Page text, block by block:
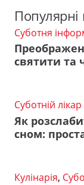
Суботня
святити та
Суботній лікар
Як
сном:
Кулінарія,